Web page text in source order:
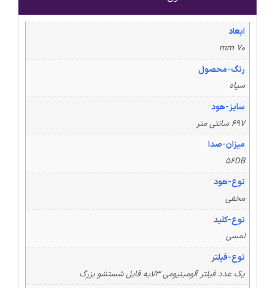
ابعاد
70 mm
رنگ-محصول
سیاه
سایز-هود
697 سانتی متر
میزان-صدا
56DB
نوع-هود
مخفی
نوع-کلید
لمسی
نوع-فیلتر
یک عدد فیلتر آلومینیومی 3لایه قابل شستشو بزرگ